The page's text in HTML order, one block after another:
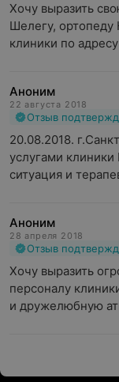
Хочу выразить
Шелегу,
клиники по
Аноним
22 августа 2018
Отзыв
20.08.2018.
услугами
ситуация и
Аноним
28 апреля 2018
Отзыв
Хочу выразить
персоналу
и дружелюбную